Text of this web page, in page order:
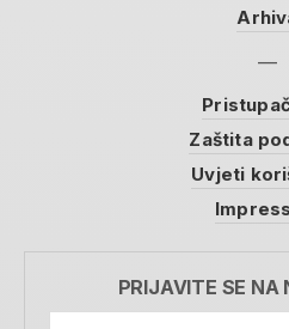
Zaštita
Uvjeti
PRIJAVITE SE NA